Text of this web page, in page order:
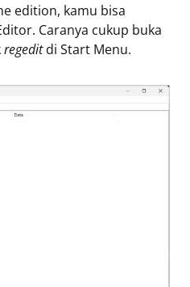
edition, kamu bisa
Caranya cukup buka
regeditdi Start Menu.